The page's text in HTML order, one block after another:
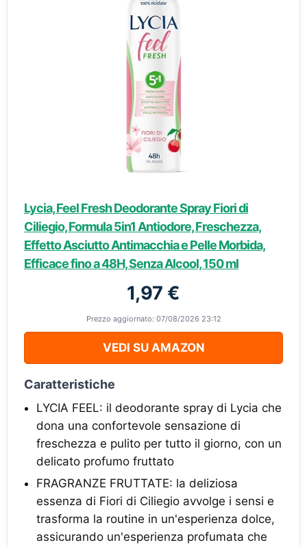
Lycia, Feel Fresh Deodorante Spray Fiori di
Ciliegio, Formula 5in1 Antiodore, Freschezza,
Effetto Asciutto Antimacchia e Pelle Morbida,
Efficace fino a 48H, Senza Alcool, 150 ml
1,97 €
Prezzo aggiornato: 07/08/2026 23:12
VEDI SU AMAZON
Caratteristiche
LYCIA FEEL: il deodorante spray di Lycia che
dona una confortevole sensazione di
freschezza e pulito per tutto il giorno, con un
delicato profumo fruttato
FRAGRANZE FRUTTATE: la deliziosa
essenza di Fiori di Ciliegio avvolge i sensi e
trasforma la routine in un'esperienza dolce,
assicurando un'esperienza profumata che